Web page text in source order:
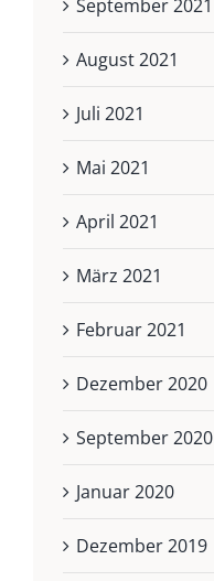
September 2021
August 2021
Juli 2021
Mai 2021
April 2021
März 2021
Februar 2021
Dezember 2020
September 2020
Januar 2020
Dezember 2019